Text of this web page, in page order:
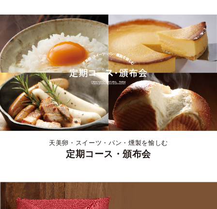
天美卵・スイーツ・パン・燻製を愉しむ
定期コース・頒布会